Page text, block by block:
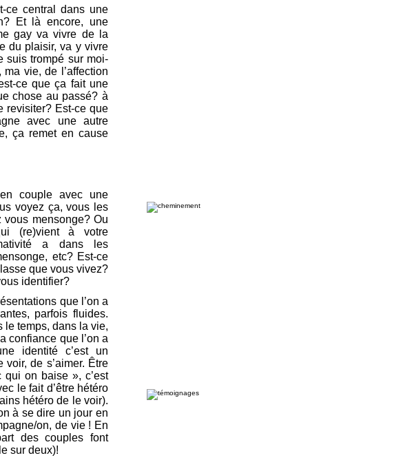
ce central dans une
Et là encore, une
gay va vivre de la
du plaisir, va y vivre
suis trompé sur moi-
vie, de l’affection
ce que ça fait une
chose au passé? à
revisiter? Est-ce que
avec une autre
ça remet en cause
couple avec une
voyez ça, vous les
vous mensonge? Ou
(re)vient à votre
a dans les
etc? Est-ce
que vous vivez?
identifier?
que l’on a
parfois fluides.
le temps, dans la vie,
confiance que l’on a
identité c’est un
de s’aimer. Être
on baise », c’est
le fait d’être hétéro
hétéro de le voir).
à se dire un jour en
on, de vie ! En
des couples font
sur deux)!